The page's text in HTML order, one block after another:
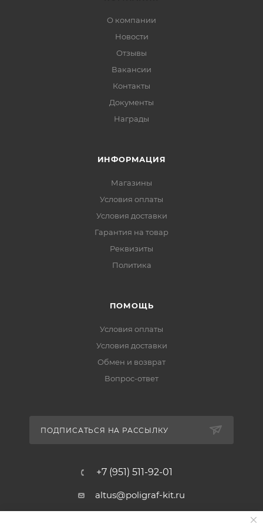
О компании
Новости
Отзывы
Вакансии
Контакты
Документы
Награды
ИНФОРМАЦИЯ
Магазины
Условия оплаты
Условия доставки
Гарантия на товар
Реквизиты
Политика
ПОМОЩЬ
Условия оплаты
Условия доставки
Обмен и возврат
Вопрос-ответ
ПОДПИСАТЬСЯ НА РАССЫЛКУ
+7 (951) 511-92-01
altus@poligraf-kit.ru